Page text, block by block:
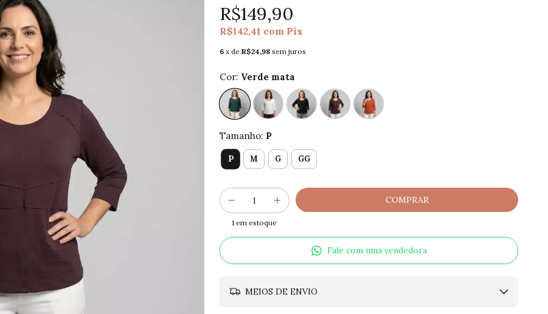
R$149,90
R$142,41 com Pix
6 x de R$24,98 sem juros
Cor: Verde mata
Tamanho: P
P M G GG
1 em estoque
Fale com uma vendedora
MEIOS DE ENVIO